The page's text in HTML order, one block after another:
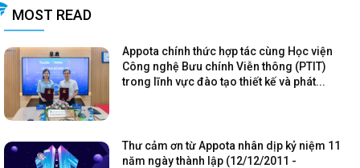
MOST READ
Appota chính thức hợp tác cùng Học viện
Công nghệ Bưu chính Viễn thông (PTIT)
trong lĩnh vực đào tạo thiết kế và phát...
Thư cảm ơn từ Appota nhân dịp kỷ niệm 11
năm ngày thành lập (12/12/2011 -